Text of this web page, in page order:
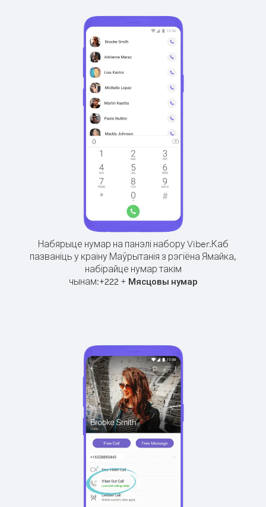
Набярыце нумар на панэлі набору Viber.Каб
пазваніць у краіну Маўрытанія з рэгіёна Ямайка,
набірайце нумар такім
чынам:+222+ Мясцовы нумар